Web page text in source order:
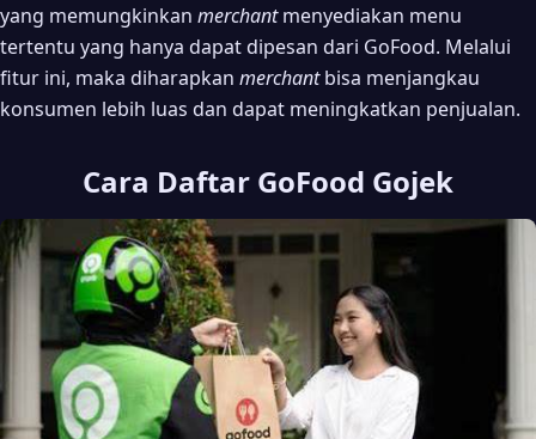
yang memungkinkan merchantmenyediakan menu
tertentu yang hanya dapat dipesan dari GoFood. Melalui
fitur ini, maka diharapkan merchantbisa menjangkau
konsumen lebih luas dan dapat meningkatkan penjualan.
Cara Daftar GoFood Gojek